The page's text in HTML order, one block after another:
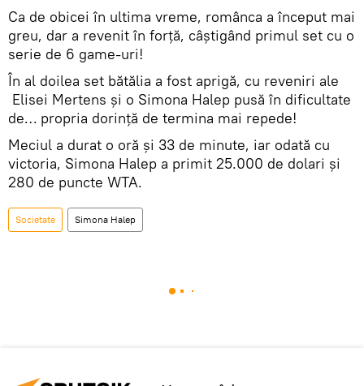
Ca de obicei în ultima vreme, românca a început mai
greu, dar a revenit în forță, câștigând primul set cu o
serie de 6 game-uri!
În al doilea set bătălia a fost aprigă, cu reveniri ale
Elisei Mertens și o Simona Halep pusă în dificultate
de… propria dorință de termina mai repede!
Meciul a durat o oră şi 33 de minute, iar odată cu
victoria, Simona Halep a primit 25.000 de dolari şi
280 de puncte WTA.
Societate Simona Halep